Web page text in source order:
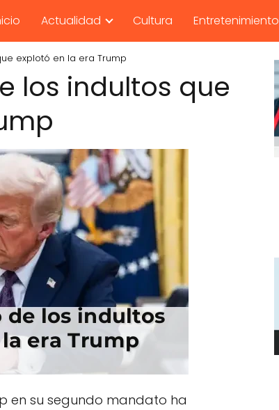
Actualidad Cultura Entretenimiento
explotó en la era Trump
los indultos que
en su segundo mandato ha